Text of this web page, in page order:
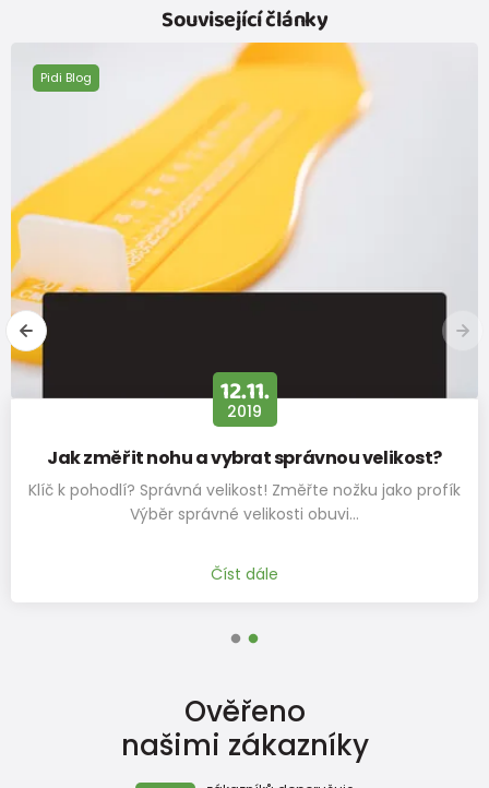
(Doporučená délka chodidla = délka stélky - 12 mm)
Velikost 22 23 24
135 140 150 155 163
Doporučená
délka
chodidla
123 128 143
Šířka stélky
(mm)
Související články
Pidi Blog
12.11.
2019
Jak změřit nohu a vybrat správnou velikost?
Klíč k pohodlí? Správná velikost! Změřte nožku jako profík
Výběr správné velikosti obuvi…
Číst dále
Ověřeno
našimi zákazníky